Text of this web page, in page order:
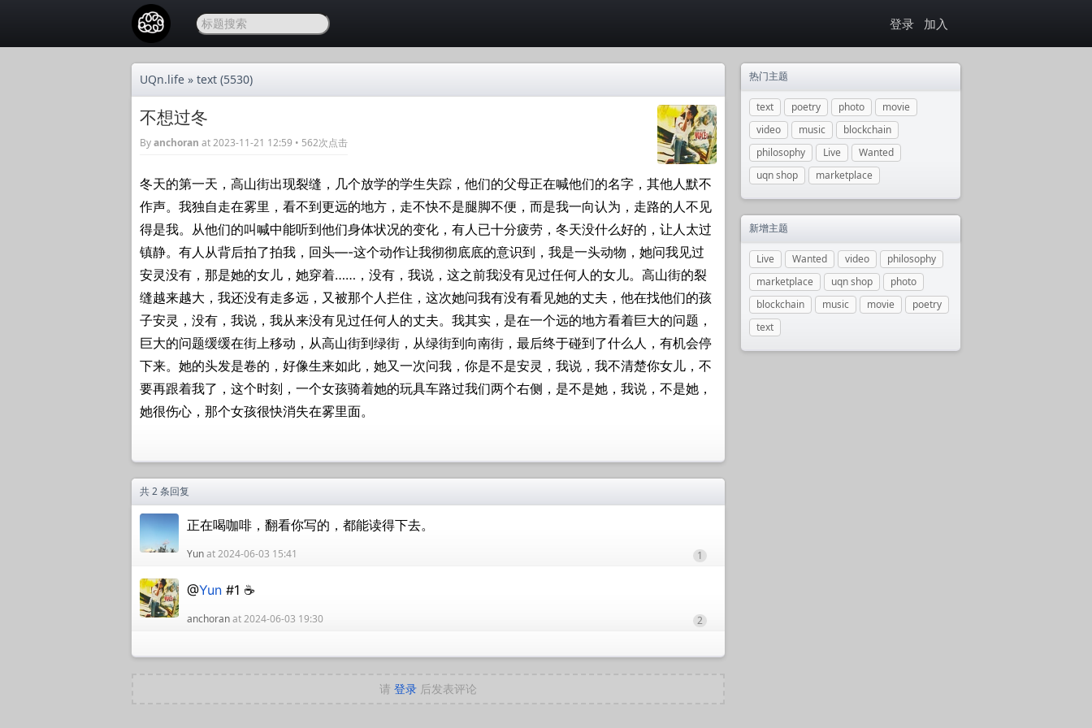
登录 加入
UQn.life » text (5530)
不想过冬
Byanchoran at 2023-11-21 12:59 • 562次点击
冬天的第一天，高山街出现裂缝，几个放学的学生失踪，他们的父母正在喊他们的名字，其他人默不
作声。我独自走在雾里，看不到更远的地方，走不快不是腿脚不便，而是我一向认为，走路的人不见
得是我。从他们的叫喊中能听到他们身体状况的变化，有人已十分疲劳，冬天没什么好的，让人太过
镇静。有人从背后拍了拍我，回头—-这个动作让我彻彻底底的意识到，我是一头动物，她问我见过
安灵没有，那是她的女儿，她穿着……，没有，我说，这之前我没有见过任何人的女儿。高山街的裂
缝越来越大，我还没有走多远，又被那个人拦住，这次她问我有没有看见她的丈夫，他在找他们的孩
子安灵，没有，我说，我从来没有见过任何人的丈夫。我其实，是在一个远的地方看着巨大的问题，
巨大的问题缓缓在街上移动，从高山街到绿街，从绿街到向南街，最后终于碰到了什么人，有机会停
下来。她的头发是卷的，好像生来如此，她又一次问我，你是不是安灵，我说，我不清楚你女儿，不
要再跟着我了，这个时刻，一个女孩骑着她的玩具车路过我们两个右侧，是不是她，我说，不是她，
她很伤心，那个女孩很快消失在雾里面。
共 2 条回复
正在喝咖啡，翻看你写的，都能读得下去。
Yunat 2024-06-03 15:41 1
@Yun #1 ☕️
anchoranat 2024-06-03 19:30 2
请 登录 后发表评论
热门主题
text poetry photo
movie
video
music
blockchain
philosophy
Live
Wanted
uqn shop
marketplace
新增主题
Live Wanted video
philosophy
marketplace
uqn shop
photo
blockchain
music movie
poetry
text